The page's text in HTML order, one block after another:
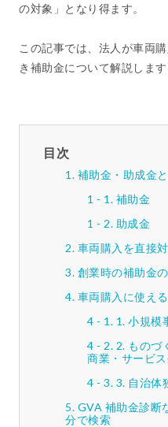
の対象」となり得ます。
この記事では、法人が車両
き補助金について解説します
目次
補助金・助成金
補助金
助成金
車両購入を直接
創業時の補助金
車両購入に使え
1. 小規模
2. ものづ
商業・サービ
3. 自治体
GVA 補助金診断
分で検索